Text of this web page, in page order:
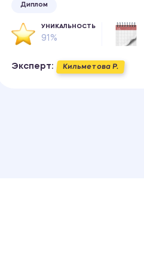
Диплом
УНИКАЛЬНОСТЬ
91%
Эксперт: Кильметова Р.